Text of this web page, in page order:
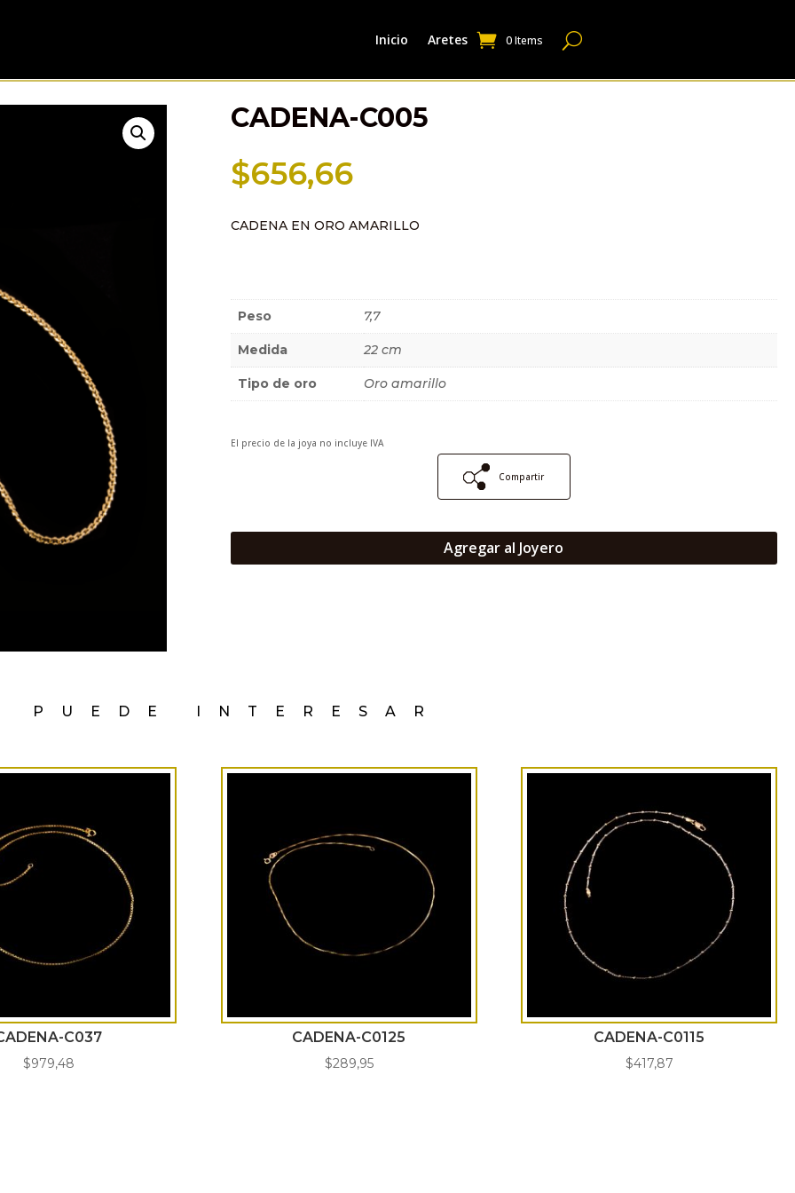
Inicio Aretes 0 Items
CADENA-C005
$656,66
CADENA EN ORO AMARILLO
Peso 7,7
Medida 22 cm
Tipo de oro Oro amarillo
El precio de la joya no incluye IVA
Compartir
Agregar al Joyero
PUEDE INTERESAR
C037
$979,48
CADENA-C0125
$289,95
CADENA-C0115
$417,87